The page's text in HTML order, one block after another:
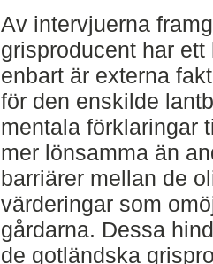
Av intervjuerna
grisproducent har
enbart är externa
för den enskilde
mentala förklaringar
mer lönsamma än
barriärer mellan de
värderingar som
gårdarna. Dessa
de gotländska